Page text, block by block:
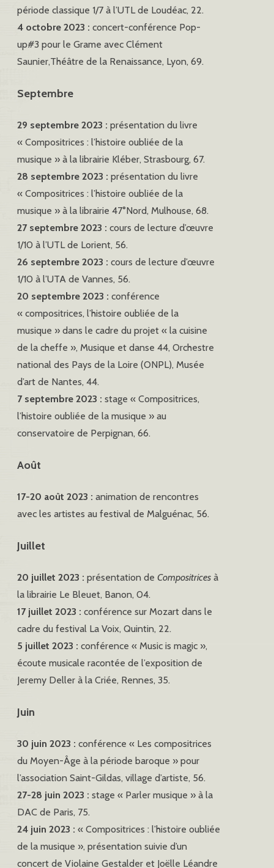
période classique 1/7 à l’UTL de Loudéac, 22.
4 octobre 2023 : concert-conférence Pop-
up#3 pour le Grame avec Clément
Saunier,Théâtre de la Renaissance, Lyon, 69.
Septembre
29 septembre 2023 : présentation du livre
« Compositrices : l’histoire oubliée de la
musique » à la librairie Kléber, Strasbourg, 67.
28 septembre 2023 : présentation du livre
« Compositrices : l’histoire oubliée de la
musique » à la librairie 47°Nord, Mulhouse, 68.
27 septembre 2023 : cours de lecture d’œuvre
1/10 à l’UTL de Lorient, 56.
26 septembre 2023 : cours de lecture d’œuvre
1/10 à l’UTA de Vannes, 56.
20 septembre 2023 : conférence
« compositrices, l’histoire oubliée de la
musique » dans le cadre du projet « la cuisine
de la cheffe », Musique et danse 44, Orchestre
national des Pays de la Loire (ONPL), Musée
d’art de Nantes, 44.
7 septembre 2023 : stage « Compositrices,
l’histoire oubliée de la musique » au
conservatoire de Perpignan, 66.
Août
17-20 août 2023 : animation de rencontres
avec les artistes au festival de Malguénac, 56.
Juillet
20 juillet 2023 : présentation de Compositrices à
la librairie Le Bleuet, Banon, 04.
17 juillet 2023 : conférence sur Mozart dans le
cadre du festival La Voix, Quintin, 22.
5 juillet 2023 : conférence « Music is magic »,
écoute musicale racontée de l’exposition de
Jeremy Deller à la Criée, Rennes, 35.
Juin
30 juin 2023 : conférence « Les compositrices
du Moyen-Âge à la période baroque » pour
l’association Saint-Gildas, village d’artiste, 56.
27-28 juin 2023 : stage « Parler musique » à la
DAC de Paris, 75.
24 juin 2023 : « Compositrices : l’histoire oubliée
de la musique », présentation suivie d’un
concert de Violaine Gestalder et Joëlle Léandre